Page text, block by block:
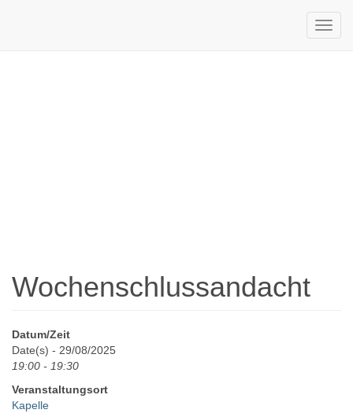
Wochenschlussandacht
Datum/Zeit
Date(s) - 29/08/2025
19:00 - 19:30
Veranstaltungsort
Kapelle